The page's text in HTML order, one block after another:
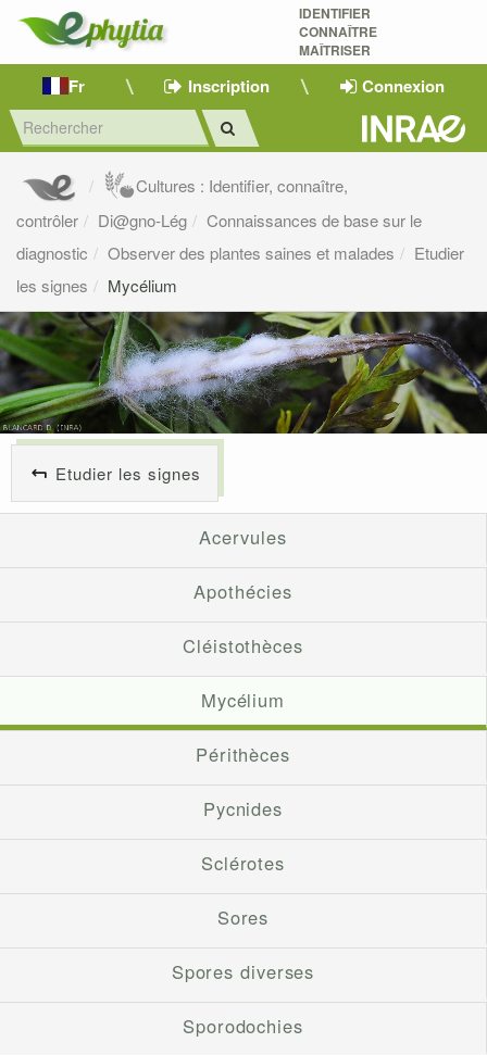
IDENTIFIER
CONNAÎTRE
MAÎTRISER
Fr Inscription Connexion
Cultures : Identifier, connaître,
contrôler
Di@gno-Lég
Connaissances de base sur le
diagnostic
Observer des plantes saines et malades
Etudier
les signes
Mycélium
Etudier les signes
Acervules
Apothécies
Cléistothèces
Mycélium
Périthèces
Pycnides
Sclérotes
Sores
Spores diverses
Sporodochies